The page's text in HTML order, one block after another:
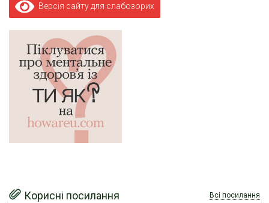
Версія сайту для слабозорих
Корисні посилання Всі посилання